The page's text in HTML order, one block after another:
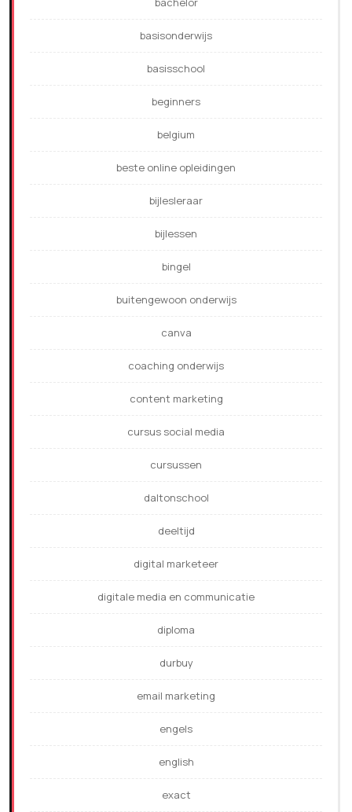
basisonderwijs
basisschool
beginners
belgium
beste online opleidingen
bijlesleraar
bijlessen
bingel
buitengewoon onderwijs
canva
coaching onderwijs
content marketing
cursus social media
cursussen
daltonschool
deeltijd
digital marketeer
digitale media en communicatie
diploma
durbuy
email marketing
engels
english
exact